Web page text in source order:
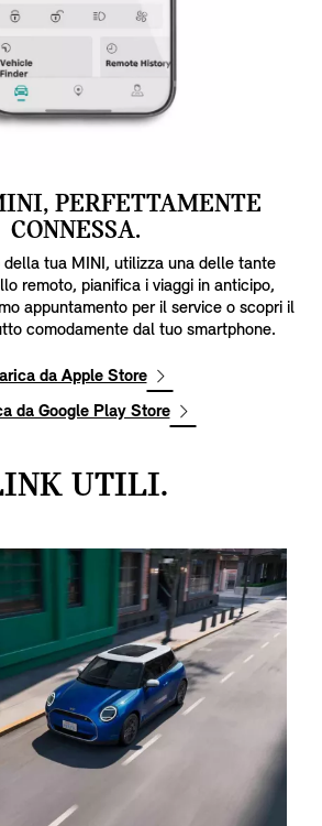
PERFETTAMENTE
CONNESSA.
tua MINI, utilizza una delle tante
remoto, pianifica i viaggi in anticipo,
appuntamento per il service o scopri il
comodamente dal tuo smartphone.
da Apple Store
da Google Play Store
UTILI.